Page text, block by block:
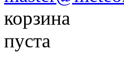
корзина
пуста